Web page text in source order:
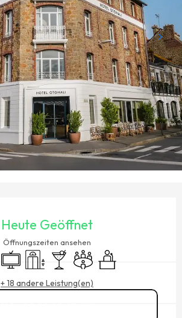
Heute Geöffnet
Öffnungszeiten ansehen
FernsehenAufzugBar / Getränkestand
Versammlungsraum
Seminare
+ 18 andere Leistung(en)